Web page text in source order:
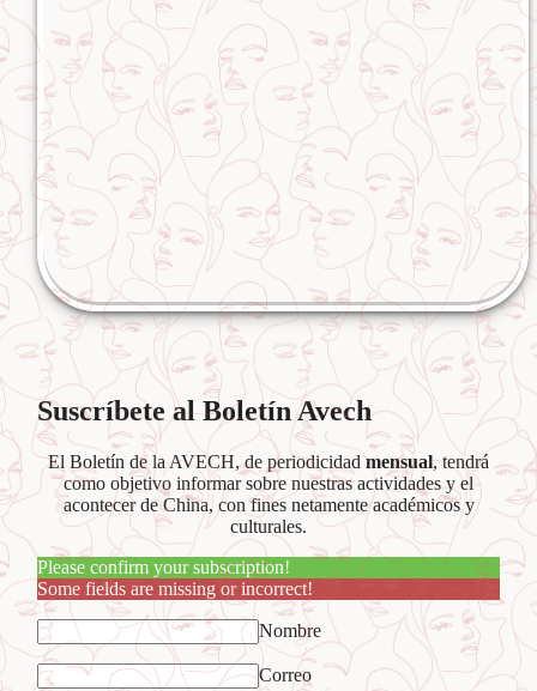
Suscríbete al Boletín Avech
El Boletín de la AVECH, de periodicidad mensual, tendrá
como objetivo informar sobre nuestras actividades y el
acontecer de China, con fines netamente académicos y
culturales.
Please confirm your subscription!
Some fields are missing or incorrect!
Nombre
Correo